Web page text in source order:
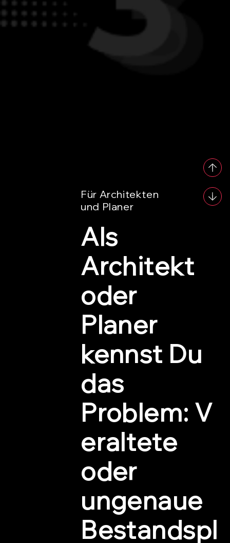
Für Architekten
und Planer
​Als
Architekt
oder
Planer
kennst Du
das
Problem: V
eraltete
oder
ungenaue
Bestandspl